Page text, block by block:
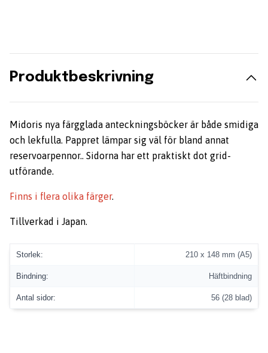
Produktbeskrivning
Midoris nya färgglada anteckningsböcker är både smidiga
och lekfulla. Pappret lämpar sig väl för bland annat
reservoarpennor.. Sidorna har ett praktiskt dot grid-
utförande.
Finns i flera olika färger.
Tillverkad i Japan.
Storlek: 210 x 148 mm (A5)
Bindning: Häftbindning
Antal sidor: 56 (28 blad)